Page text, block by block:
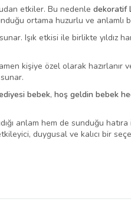
etkiler. Bu nedenle dekoratif
ortama huzurlu ve anlamlı
Işık etkisi ile birlikte yıldız
kişiye özel olarak hazırlanır
bebek, hoş geldin bebek
anlam hem de sunduğu
duygusal ve kalıcı bir